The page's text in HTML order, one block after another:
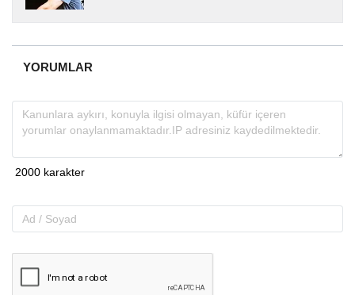
almakta, haber akışı...
YORUMLAR